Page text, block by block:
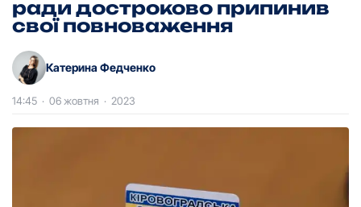
pади достpоково пpипинив
свої повноваження
Катерина Федченко
14:45 · 06 жовтня · 2023